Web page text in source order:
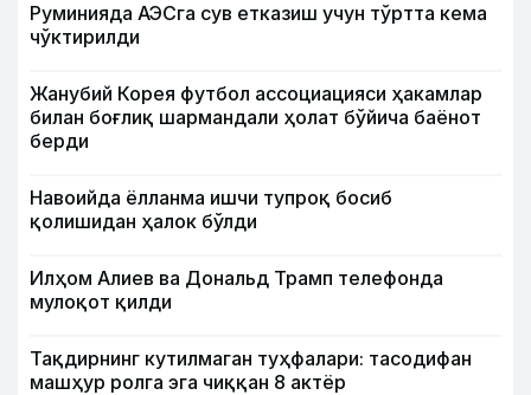
Руминияда АЭСга сув етказиш учун тўртта кема
чўктирилди
Жанубий Корея футбол ассоциацияси ҳакамлар
билан боғлиқ шармандали ҳолат бўйича баёнот
берди
Навоийда ёлланма ишчи тупроқ босиб
қолишидан ҳалок бўлди
Илҳом Алиев ва Дональд Трамп телефонда
мулоқот қилди
Тақдирнинг кутилмаган туҳфалари: тасодифан
машҳур ролга эга чиққан 8 актёр